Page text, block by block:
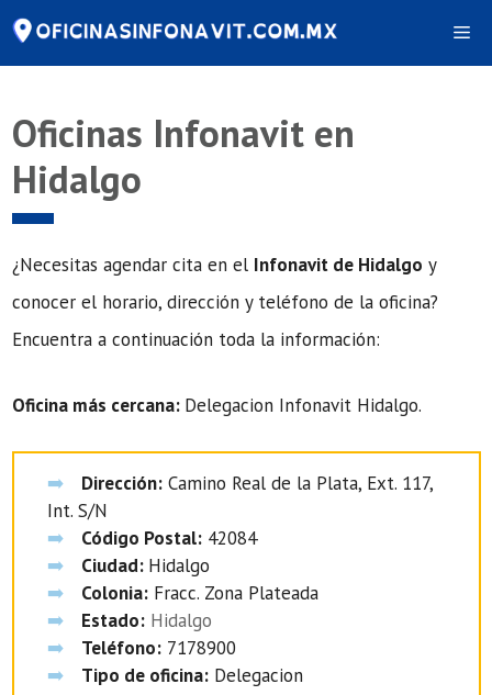
Saltar
Oficinas Infonavit en
Hidalgo
¿Necesitas agendar cita en el Infonavit de Hidalgo y
conocer el horario, dirección y teléfono de la oficina?
Encuentra a continuación toda la información:
Oficina más cercana: Delegacion Infonavit Hidalgo.
Dirección: Camino Real de la Plata, Ext. 117,
Int. S/N
Código Postal: 42084
Ciudad: Hidalgo
Colonia: Fracc. Zona Plateada
Estado: Hidalgo
Teléfono: 7178900
Tipo de oficina: Delegacion